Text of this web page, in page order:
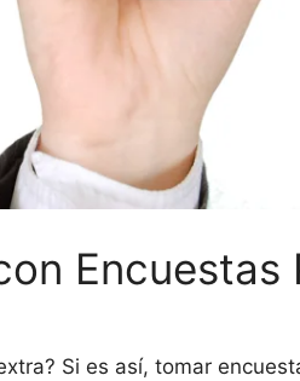
Encuestas
Si es así, tomar